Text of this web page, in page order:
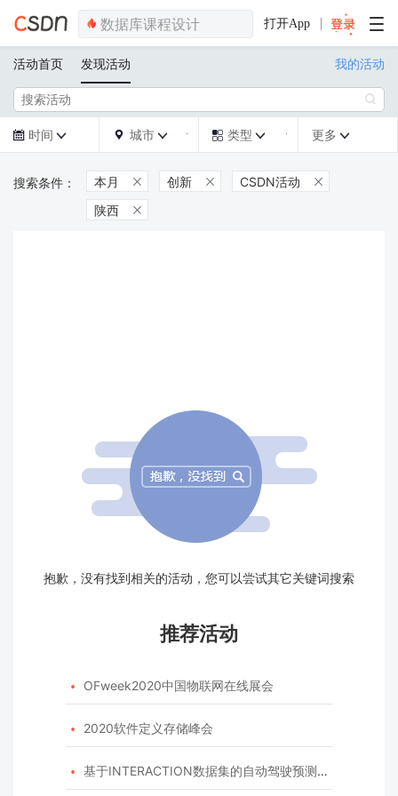
打开App
活动首页 发现活动 我的活动

 时间   城市   类型  更多 
本月  创新  CSDN活动 
陕西 
抱歉，没有找到相关的活动，您可以尝试其它关键词搜索
推荐活动
 OFweek2020中国物联网在线展会
 2020软件定义存储峰会
 基于INTERACTION数据集的自动驾驶预测模型挑战赛